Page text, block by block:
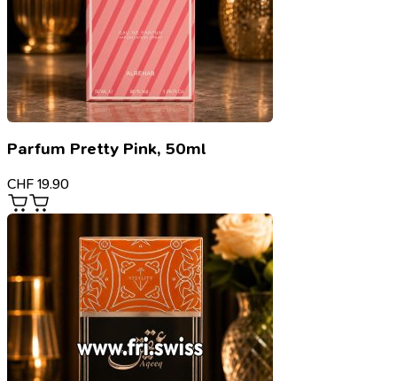
Parfum Pretty Pink, 50ml
CHF 19.90